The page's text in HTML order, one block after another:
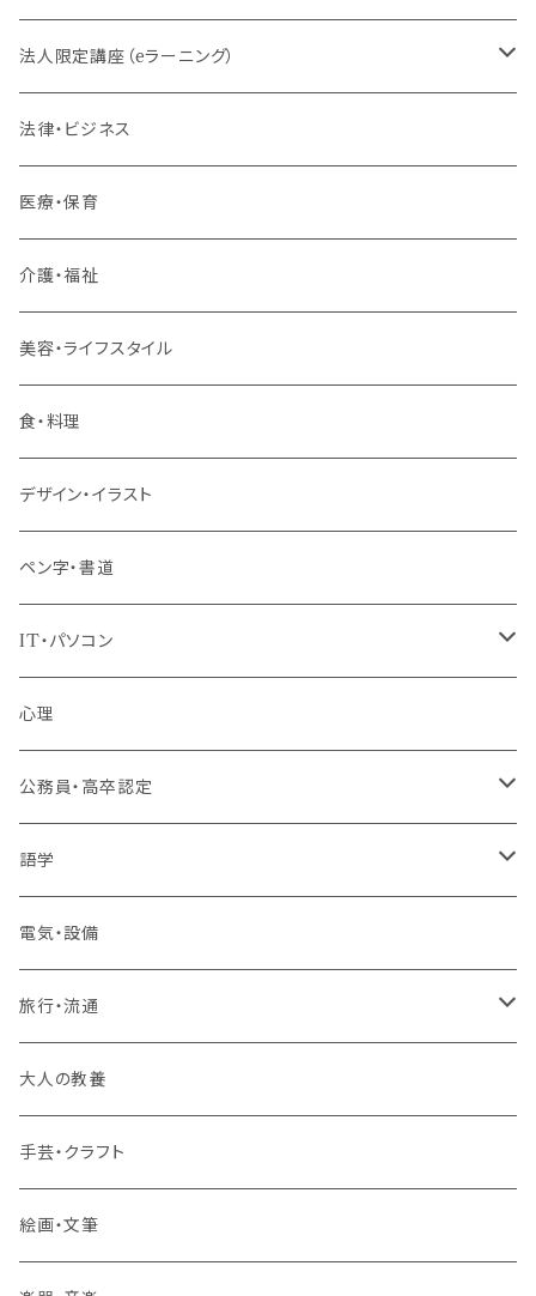
法人限定講座（eラーニング）
内定者・新入社員
若手社員・中堅社員
リーダー（主任・係長）
管理職
階層共通
パッケージプラン
法律・ビジネス
医療・保育
介護・福祉
美容・ライフスタイル
食・料理
デザイン・イラスト
ペン字・書道
IT・パソコン
MOS（ﾏｲｸﾛｿﾌﾄｵﾌｨｽｽﾍﾟｼｬﾘｽﾄ）講座
プログラミング・Web制作入門講座
1コース受講
2コースまとめて受講
その他 IT・パソコン
心理
公務員・高卒認定
高卒認定講座
大卒公務員受験対策講座
語学
TOEIC®L&Rテスト対策講座
その他 語学
電気・設備
旅行・流通
旅行業務取扱管理者講座
その他 旅行・流通
大人の教養
手芸・クラフト
絵画・文筆